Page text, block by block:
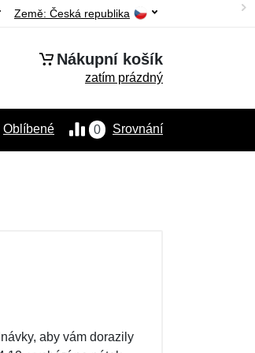
Země: Česká republika
Nákupní košík
zatím prázdný
0 Srovnání
Oblíbené
aby vám dorazily